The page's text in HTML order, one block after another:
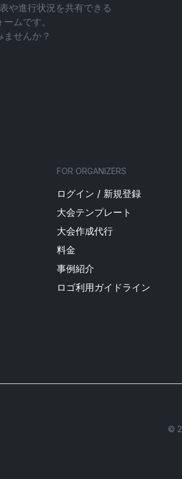
や進行状況を共有できる
ムです。
せんか？
FOR ORGANIZERS
ログイン / 新規登録
大会テンプレート
大会作成代行
料金
事例紹介
ロゴ利用ガイドライン
©︎